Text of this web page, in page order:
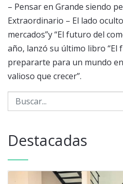
– Pensar en Grande siendo
Extraordinario – El lado
mercados”y “El futuro del
año, lanzó su último libro “El
prepararte para un mundo
valioso que crecer”.
Destacadas